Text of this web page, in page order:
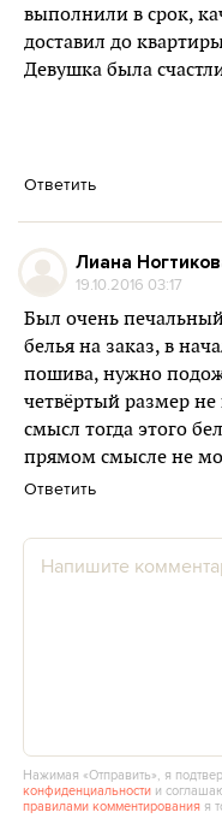
выполнили в срок,
доставил до
Девушка была
Ответить
Лиана
19.10.2016 03:17
Был очень
белья на заказ, в
пошива, нужно
четвёртый размер
смысл тогда этого
прямом смысле не
Ответить
Нажимая «Отправить», я
конфиденциальности и
правилами комментирования я